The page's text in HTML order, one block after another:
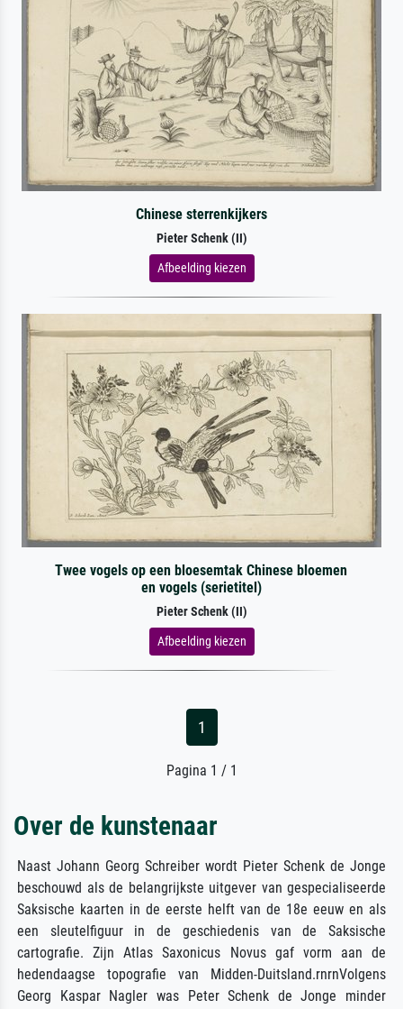
Chinese sterrenkijkers
Pieter Schenk (II)
Afbeelding kiezen
Twee vogels op een bloesemtak Chinese bloemen
en vogels (serietitel)
Pieter Schenk (II)
Afbeelding kiezen
1
Pagina 1 / 1
Over de kunstenaar
Naast Johann Georg Schreiber wordt Pieter Schenk de Jonge
beschouwd als de belangrijkste uitgever van gespecialiseerde
Saksische kaarten in de eerste helft van de 18e eeuw en als
een sleutelfiguur in de geschiedenis van de Saksische
cartografie. Zijn Atlas Saxonicus Novus gaf vorm aan de
hedendaagse topografie van Midden-Duitsland.rnrnVolgens
Georg Kaspar Nagler was Peter Schenk de Jonge minder